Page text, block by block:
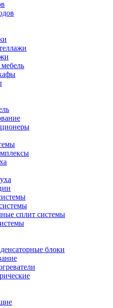
сплит системы
блоки